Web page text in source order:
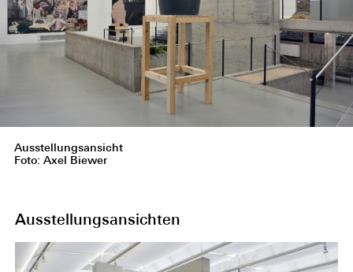
Ausstellungsansicht
Foto: Axel Biewer
Ausstellungsansichten